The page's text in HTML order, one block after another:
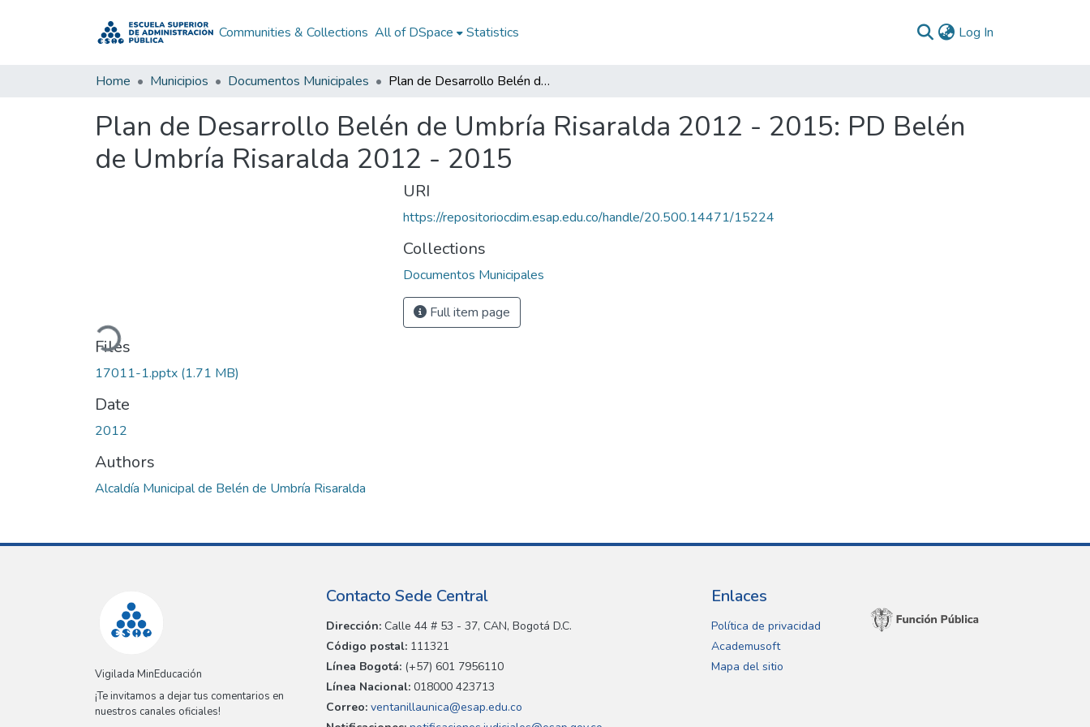
Communities & Collections All of DSpace Statistics Log In
Home Municipios Documentos Municipales Plan de Desarrollo Belén de Umbría Risaralda 2012 - 2015: PD Belén de Umbría Risaralda 2012 - 2015
Plan de Desarrollo Belén de Umbría Risaralda 2012 - 2015: PD Belén
de Umbría Risaralda 2012 - 2015
Loading...
Files
17011-1.pptx (1.71 MB)
Date
2012
Authors
Alcaldía Municipal de Belén de Umbría Risaralda
URI
https://repositoriocdim.esap.edu.co/handle/20.500.14471/15224
Collections
Documentos Municipales
Full item page
Vigilada MinEducación
¡Te invitamos a dejar tus comentarios en
nuestros canales oficiales!
Contacto Sede Central
Dirección: Calle 44 # 53 - 37, CAN, Bogotá D.C.
Código postal: 111321
Línea Bogotá: (+57) 601 7956110
Línea Nacional: 018000 423713
Correo: ventanillaunica@esap.edu.co
Enlaces
Política de privacidad
Academusoft
Mapa del sitio